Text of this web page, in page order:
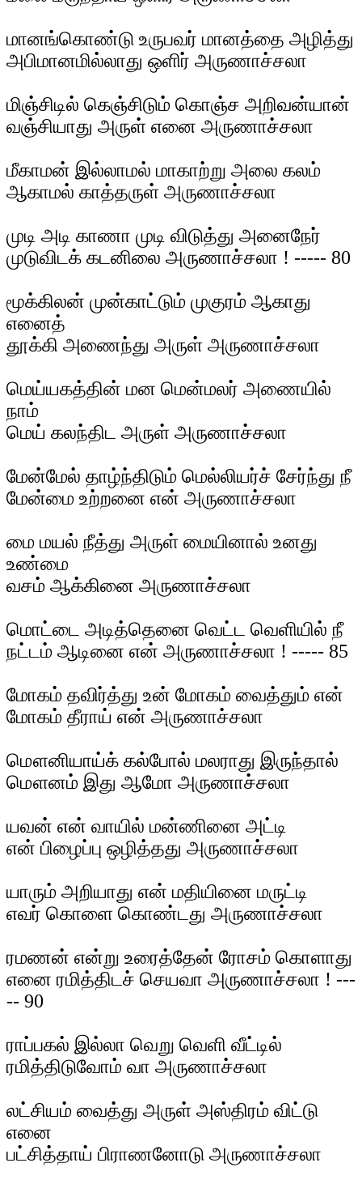
மானங்கொண்டு உருபவர் மானத்தை அழித்து
அபிமானமில்லாது ஒளிர் அருணாச்சலா
மிஞ்சிடில் கெஞ்சிடும் கொஞ்ச அறிவன்யான்
வஞ்சியாது அருள் எனை அருணாச்சலா
மீகாமன் இல்லாமல் மாகாற்று அலை கலம்
ஆகாமல் காத்தருள் அருணாச்சலா
முடி அடி காணா முடி விடுத்து அனைநேர்
முடுவிடக் கடனிலை அருணாச்சலா ! ----- 80
மூக்கிலன் முன்காட்டும் முகுரம் ஆகாது
எனைத்
தூக்கி அணைந்து அருள் அருணாச்சலா
மெய்யகத்தின் மன மென்மலர் அணையில்
நாம்
மெய் கலந்திட அருள் அருணாச்சலா
மேன்மேல் தாழ்ந்திடும் மெல்லியர்ச் சேர்ந்து நீ
மேன்மை உற்றனை என் அருணாச்சலா
மை மயல் நீத்து அருள் மையினால் உனது
உண்மை
வசம் ஆக்கினை அருணாச்சலா
மொட்டை அடித்தெனை வெட்ட வெளியில் நீ
நட்டம் ஆடினை என் அருணாச்சலா ! ----- 85
மோகம் தவிர்த்து உன் மோகம் வைத்தும் என்
மோகம் தீராய் என் அருணாச்சலா
மௌனியாய்க் கல்போல் மலராது இருந்தால்
மௌனம் இது ஆமோ அருணாச்சலா
யவன் என் வாயில் மன்ணினை அட்டி
என் பிழைப்பு ஒழித்தது அருணாச்சலா
யாரும் அறியாது என் மதியினை மருட்டி
எவர் கொளை கொண்டது அருணாச்சலா
ரமணன் என்று உரைத்தேன் ரோசம் கொளாது
எனை ரமித்திடச் செயவா அருணாச்சலா ! ---
-- 90
ராப்பகல் இல்லா வெறு வெளி வீட்டில்
ரமித்திடுவோம் வா அருணாச்சலா
லட்சியம் வைத்து அருள் அஸ்திரம் விட்டு
எனை
பட்சித்தாய் பிராணனோடு அருணாச்சலா